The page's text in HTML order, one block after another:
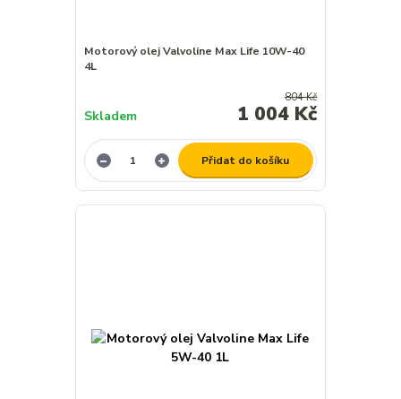
Motorový olej Valvoline Max Life 10W-40
4L
804 Kč
1 004 Kč
Skladem
Přidat do košíku